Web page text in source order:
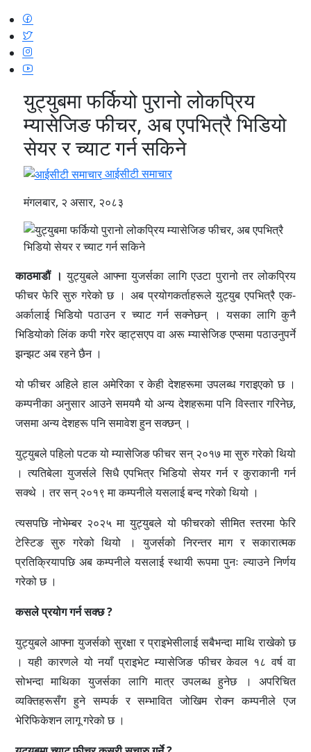
युट्युबमा फर्कियो पुरानो लोकप्रिय
म्यासेजिङ फीचर, अब एपभित्रै भिडियो
सेयर र च्याट गर्न सकिने
आईसीटी समाचार
मंगलबार, २ असार, २०८३
काठमाडौं ।युट्युबले आफ्ना युजर्सका लागि एउटा पुरानो तर लोकप्रिय
फीचर फेरि सुरु गरेको छ । अब प्रयोगकर्ताहरूले युट्युब एपभित्रै एक-
अर्कालाई भिडियो पठाउन र च्याट गर्न सक्नेछन् । यसका लागि कुनै
भिडियोको लिंक कपी गरेर व्हाट्सएप वा अरू म्यासेजिङ एप्समा पठाउनुपर्ने
झन्झट अब रहने छैन ।
यो फीचर अहिले हाल अमेरिका र केही देशहरूमा उपलब्ध गराइएको छ ।
कम्पनीका अनुसार आउने समयमै यो अन्य देशहरूमा पनि विस्तार गरिनेछ,
जसमा अन्य देशहरू पनि समावेश हुन सक्छन् ।
युट्युबले पहिलो पटक यो म्यासेजिङ फीचर सन् २०१७ मा सुरु गरेको थियो
। त्यतिबेला युजर्सले सिधै एपभित्र भिडियो सेयर गर्न र कुराकानी गर्न
सक्थे । तर सन् २०१९ मा कम्पनीले यसलाई बन्द गरेको थियो ।
त्यसपछि नोभेम्बर २०२५ मा युट्युबले यो फीचरको सीमित स्तरमा फेरि
टेस्टिङ सुरु गरेको थियो । युजर्सको निरन्तर माग र सकारात्मक
प्रतिक्रियापछि अब कम्पनीले यसलाई स्थायी रूपमा पुनः ल्याउने निर्णय
गरेको छ ।
कसले प्रयोग गर्न सक्छ ?
युट्युबले आफ्ना युजर्सको सुरक्षा र प्राइभेसीलाई सबैभन्दा माथि राखेको छ
। यही कारणले यो नयाँ प्राइभेट म्यासेजिङ फीचर केवल १८ वर्ष वा
सोभन्दा माथिका युजर्सका लागि मात्र उपलब्ध हुनेछ । अपरिचित
व्यक्तिहरूसँग हुने सम्पर्क र सम्भावित जोखिम रोक्न कम्पनीले एज
भेरिफिकेशन लागू गरेको छ ।